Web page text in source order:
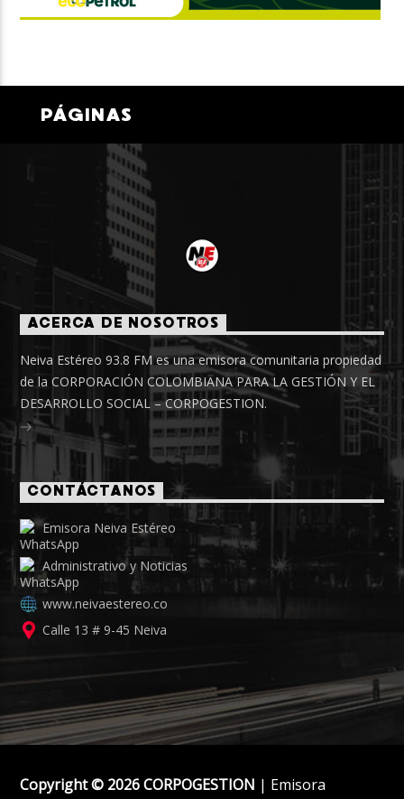
PÁGINAS
ACERCA DE NOSOTROS
Neiva Estéreo 93.8 FM es una emisora comunitaria propiedad
de la CORPORACIÓN COLOMBIANA PARA LA GESTIÓN Y EL
DESARROLLO SOCIAL – CORPOGESTION.
CONTÁCTANOS
Emisora Neiva Estéreo
Administrativo y Noticias
www.neivaestereo.co
Calle 13 # 9-45 Neiva
Copyright © 2026 CORPOGESTION | Emisora